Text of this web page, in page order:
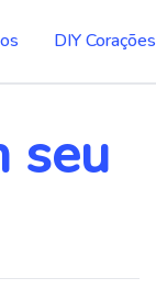
DIY Corações
seu